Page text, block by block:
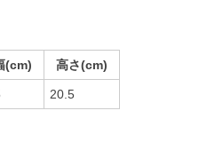
(cm) 高さ(cm)
20.5